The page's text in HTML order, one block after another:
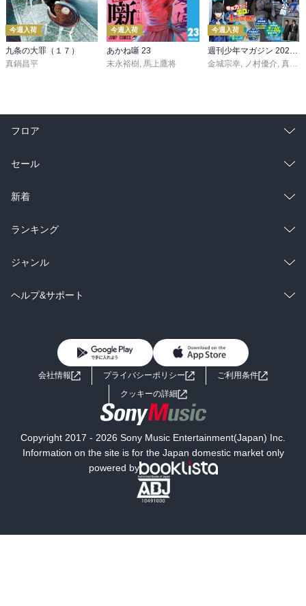
今週入荷
九条の大罪（１７）
真鍋昌平
今週入荷
あかね噺 23
末永裕樹, 馬上鷹将
今週入荷
週刊少年マガジン 2026年36・37号[2026年8月5日発売]
金城宗幸, ノ村優介, 真島ヒロ
フロア
総合
ラノベ
雑誌・グラビア
BL・TL
セール
総合
ラノベ
雑誌・グラビア
BL・TL
新着
総合
ラノベ
雑誌・グラビア
ランキング
総合
ラノベ
ジャンル
コミック
ライトノベル 男子向けラノベ
小説
海外小説
ミステリー SF
文学
ヘルプ&サポート
よくあるご質問 お問い合わせ
会社情報 プライバシーポリシー
ご利用条件
クッキーの詳細
Copyright 2017 - 2026 Sony Music Entertainment(Japan) Inc.
Information on the site is for the Japan domestic market only
powered by